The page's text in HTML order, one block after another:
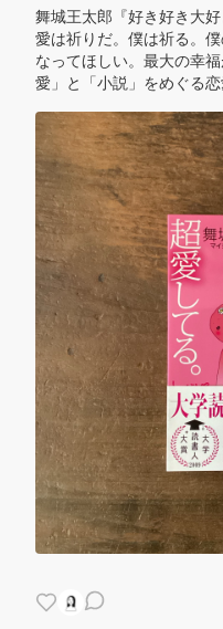
舞城王太郎『好き好き大
愛は祈りだ。僕は祈る。
なってほしい。最大の幸
愛」と「小説」をめぐる恋